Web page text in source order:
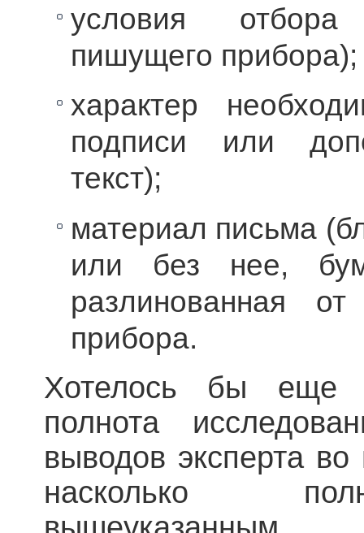
условия
пишущего прибора);
характер
подписи или
текст);
материал письма
или без нее,
разлино­ванная
прибора.
Хотелось бы еще
полнота
выводов эксперта во
насколько